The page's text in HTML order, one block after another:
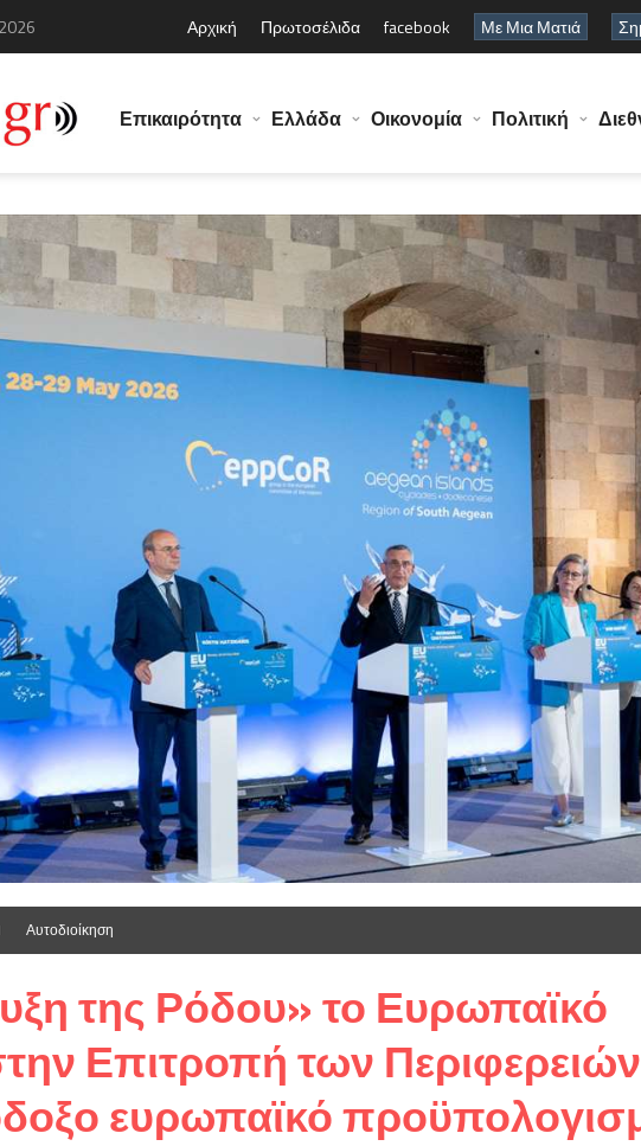
Αρχική Πρωτοσέλιδα facebook Με Μια Ματιά
Επικαιρότητα Ελλάδα Οικονομία Πολιτική
Αυτοδιοίκηση
της Ρόδου» το Ευρωπαϊκό
Επιτροπή των Περιφερειών
ευρωπαϊκό